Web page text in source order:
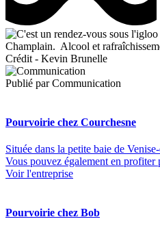
Crédit - Kevin Brunelle
Publié parCommunication
Pourvoirie chez Courchesne
Située dans la petite baie de
Vous pouvez également en
Voir l'entreprise
Pourvoirie chez Bob